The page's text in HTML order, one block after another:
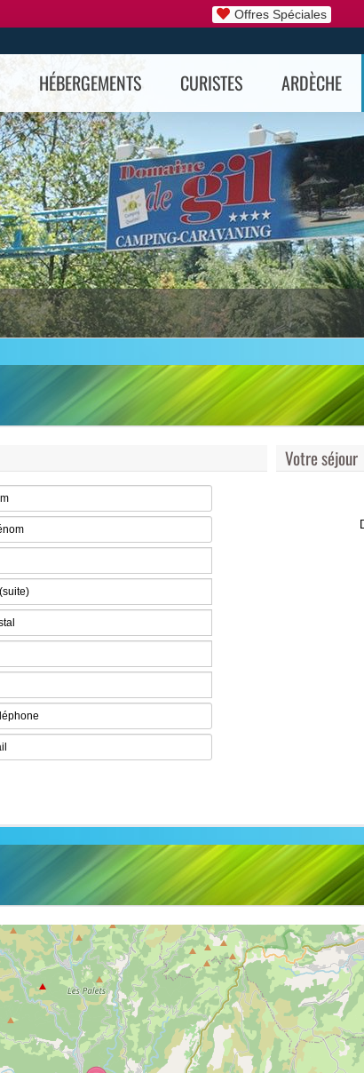
Offres Spéciales
HÉBERGEMENTS CURISTES ARDÈCHE
Votre séjour